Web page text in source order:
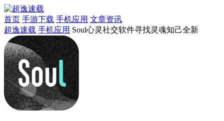
首页 手游下载 手机应用 文章资讯
超逸速载 手机应用 Soul心灵社交软件寻找灵魂知己全新